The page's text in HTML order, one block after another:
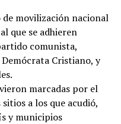
movilización nacional
que se adhieren
comunista,
Cristiano, y
marcadas por el
a los que acudió,
y municipios